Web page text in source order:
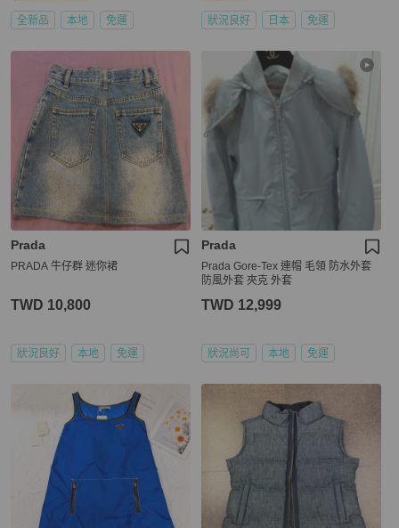
全新品 本地 免運 狀況良好 日本 免運
Prada
PRADA 牛仔群 迷你裙
TWD 10,800
狀況良好 本地 免運
Prada
Prada Gore-Tex 連帽 毛領 防水外套
防風外套 夾克 外套
TWD 12,999
狀況尚可 本地 免運